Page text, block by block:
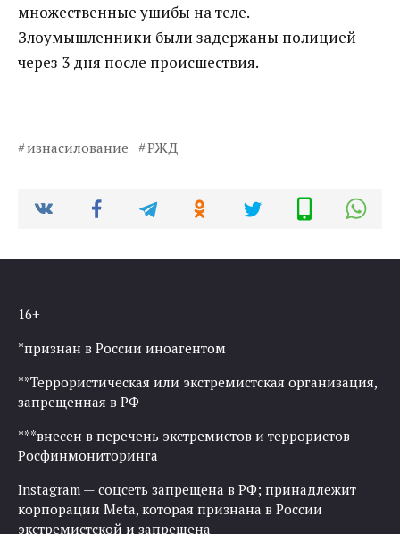
множественные ушибы на теле.
Злоумышленники были задержаны полицией
через 3 дня после происшествия.
изнасилование РЖД
16+
*признан в России иноагентом
**Террористическая или экстремистская организация,
запрещенная в РФ
***внесен в перечень экстремистов и террористов
Росфинмониторинга
Instagram — соцсеть запрещена в РФ; принадлежит
корпорации Meta, которая признана в России
экстремистской и запрещена